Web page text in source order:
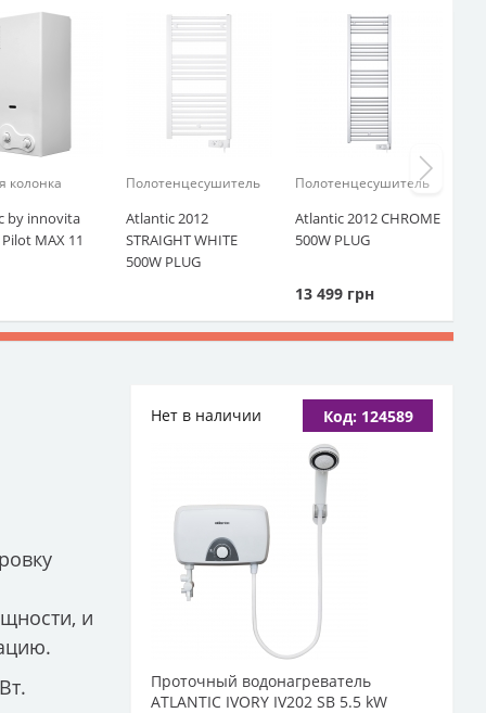
колонка
by innovita
MAX 11
Полотенцесушитель
Atlantic 2012
STRAIGHT WHITE
500W PLUG
Полотенцесушитель
Atlantic 2012 CHROME
500W PLUG
13 499 грн
и
Нет в наличии Код: 124589
Проточный водонагреватель
ATLANTIC IVORY IV202 SB 5.5 kW